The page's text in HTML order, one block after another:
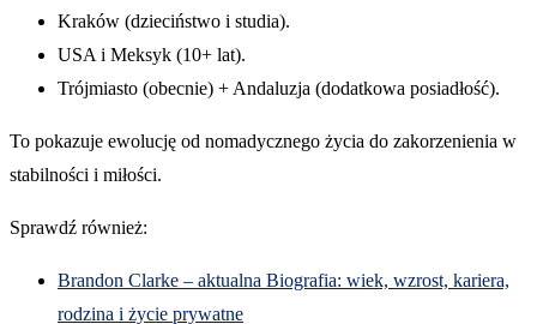
Kraków (dzieciństwo i studia).
USA i Meksyk (10+ lat).
Trójmiasto (obecnie) + Andaluzja (dodatkowa posiadłość).
To pokazuje ewolucję od nomadycznego życia do zakorzenienia w
stabilności i miłości.
Sprawdź również:
Brandon Clarke – aktualna Biografia: wiek, wzrost, kariera,
rodzina i życie prywatne